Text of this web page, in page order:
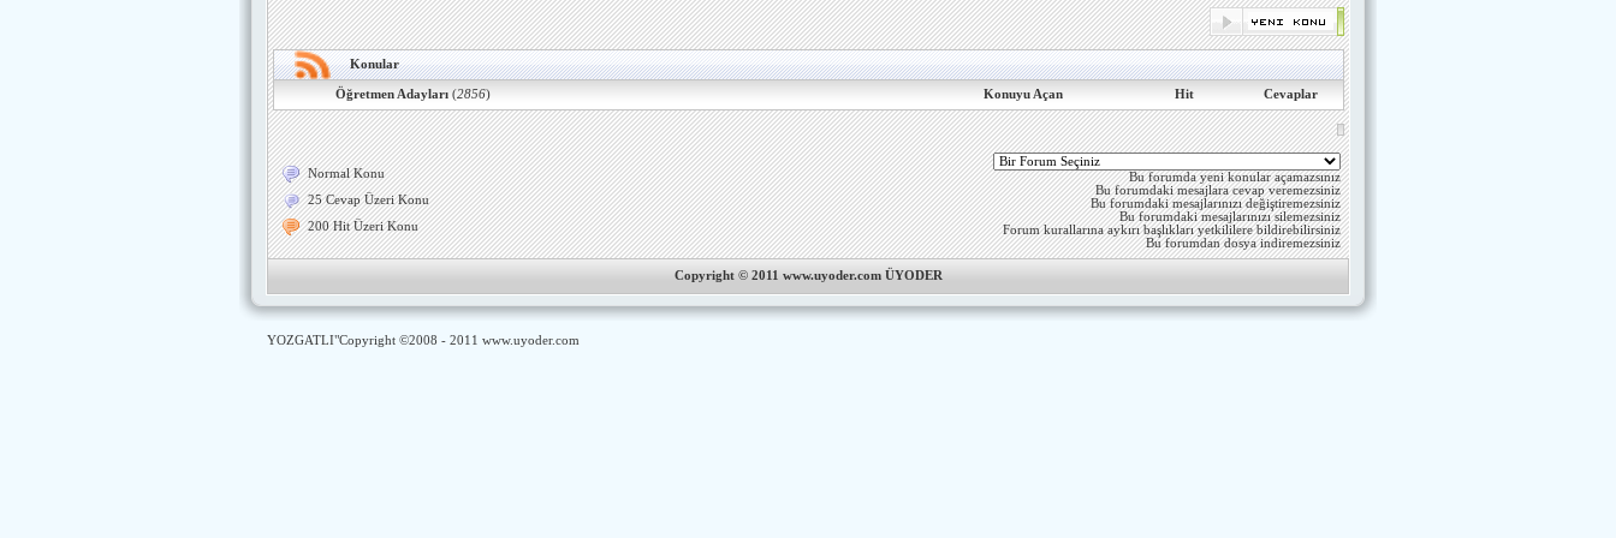
Konular
Öğretmen Adayları (2856) Konuyu Açan Hit Cevaplar
Normal Konu
25 Cevap Üzeri Konu
200 Hit Üzeri Konu
Bu forumda yeni konular açamazsınız
Bu forumdaki mesajlara cevap veremezsiniz
Bu forumdaki mesajlarınızı değiştiremezsiniz
Bu forumdaki mesajlarınızı silemezsiniz
Forum kurallarına aykırı başlıkları yetkililere bildirebilirsiniz
Bu forumdan dosya indiremezsiniz
Copyright © 2011 www.uyoder.com ÜYODER
YOZGATLI"Copyright ©2008 - 2011 www.uyoder.com